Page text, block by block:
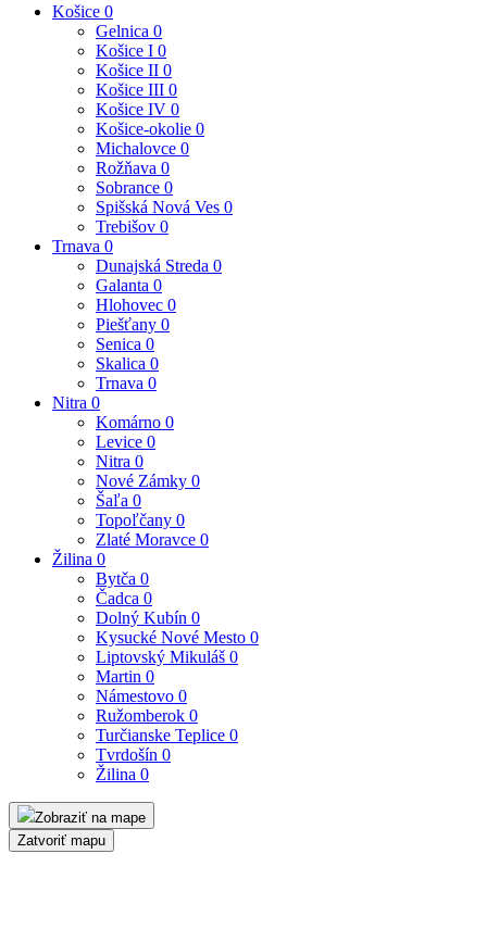
Košice 0
Gelnica 0
Košice I 0
Košice II 0
Košice III 0
Košice IV 0
Košice-okolie 0
Michalovce 0
Rožňava 0
Sobrance 0
Spišská Nová Ves 0
Trebišov 0
Trnava 0
Dunajská Streda 0
Galanta 0
Hlohovec 0
Piešťany 0
Senica 0
Skalica 0
Trnava 0
Nitra 0
Komárno 0
Levice 0
Nitra 0
Nové Zámky 0
Šaľa 0
Topoľčany 0
Zlaté Moravce 0
Žilina 0
Bytča 0
Čadca 0
Dolný Kubín 0
Kysucké Nové Mesto 0
Liptovský Mikuláš 0
Martin 0
Námestovo 0
Ružomberok 0
Turčianske Teplice 0
Tvrdošín 0
Žilina 0
Zobraziť na mape
Zatvoriť mapu